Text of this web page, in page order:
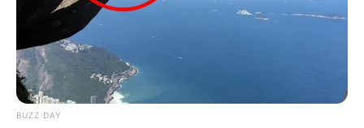
MATÉRIAS EM DESTAQUES
Agente de Saúde é indiciada por
falsificar visitas que nunca aconteceram.
BUZZ DAY